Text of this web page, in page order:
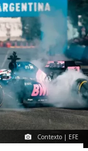
Contexto | EFE